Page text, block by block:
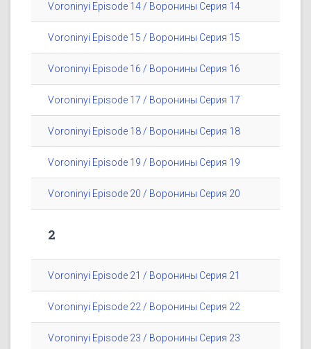
Voroninyi Episode 14 / Воронины Серия 14
Voroninyi Episode 15 / Воронины Серия 15
Voroninyi Episode 16 / Воронины Серия 16
Voroninyi Episode 17 / Воронины Серия 17
Voroninyi Episode 18 / Воронины Серия 18
Voroninyi Episode 19 / Воронины Серия 19
Voroninyi Episode 20 / Воронины Серия 20
2
Voroninyi Episode 21 / Воронины Серия 21
Voroninyi Episode 22 / Воронины Серия 22
Voroninyi Episode 23 / Воронины Серия 23